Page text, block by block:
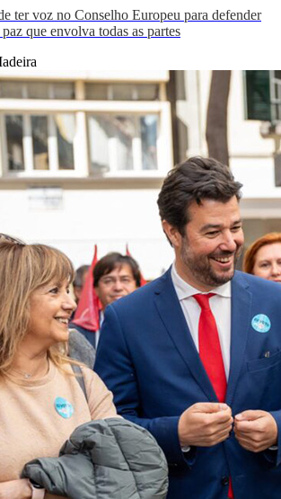
ter voz no Conselho Europeu para defender
que envolva todas as partes